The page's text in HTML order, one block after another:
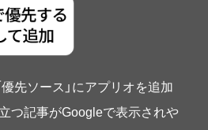
先ソース」にアプリオを追加
つ記事がGoogleで表示されや